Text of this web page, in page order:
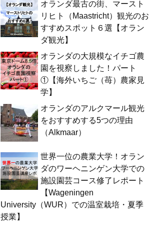
オランダ最古の街、マースト
リヒト（Maastricht）観光のお
すすめスポット６選【オラン
ダ観光】
オランダの大規模なイチゴ農
園を視察しました！パート
①【海外いちご（苺）農家見
学】
オランダのアルクマール観光
をおすすめする5つの理由
（Alkmaar）
世界一位の農業大学！オラン
ダのワーヘニンゲン大学での
施設園芸コース修了レポート
【Wageningen
University（WUR）での温室栽培・夏季
授業】